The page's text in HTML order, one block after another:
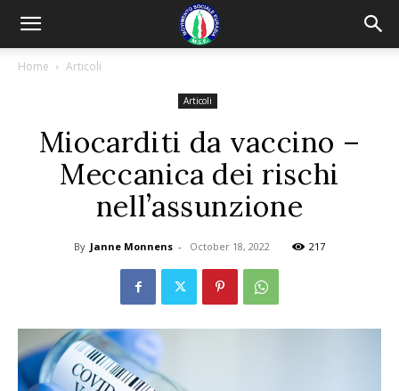
Home Articoli
Articoli
Miocarditi da vaccino –
Meccanica dei rischi
nell’assunzione
By Janne Monnens - October 18, 2022 217